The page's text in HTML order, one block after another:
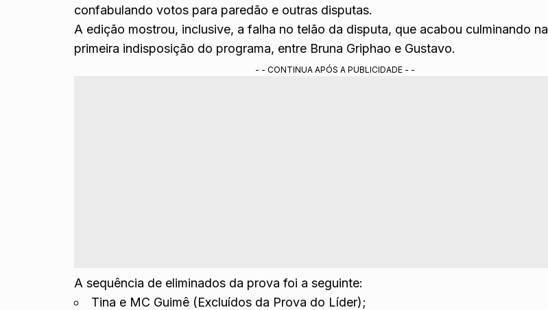
confabulando votos para paredão e outras disputas.
A edição mostrou, inclusive, a falha no telão da disputa, que acabou culminando na
primeira indisposição do programa, entre Bruna Griphao e Gustavo.
- - CONTINUA APÓS A PUBLICIDADE - -
A sequência de eliminados da prova foi a seguinte:
Tina e MC Guimê (Excluídos da Prova do Líder);